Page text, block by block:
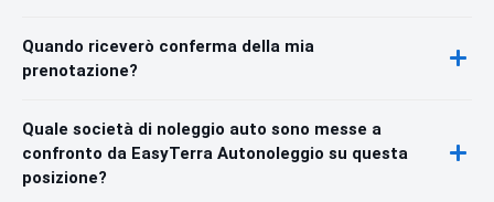
Quando riceverò conferma della mia
prenotazione?
Quale società di noleggio auto sono messe a
confronto da EasyTerra Autonoleggio su questa
posizione?